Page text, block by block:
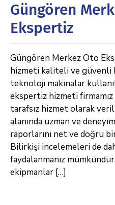
Güngören
Ekspertiz
Güngören Merkez Oto
hizmeti kaliteli ve güvenli
teknoloji makinalar
ekspertiz hizmeti
tarafsız hizmet olarak
alanında uzman ve
raporlarını net ve doğru
Bilirkişi incelemeleri de
faydalanmanız
ekipmanlar […]